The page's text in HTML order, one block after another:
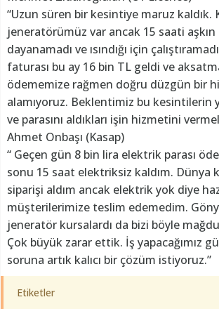
“Uzun süren bir kesintiye maruz kaldık.
jeneratörümüz var ancak 15 saati
dayanamadı ve ısındığı için
faturası bu ay 16 bin TL geldi ve
ödememize rağmen doğru düzgün bir
alamıyoruz. Beklentimiz bu kesintilerin
ve parasını aldıkları işin hizmetini
Ahmet Onbaşı (Kasap)
“ Geçen gün 8 bin lira elektrik parası
sonu 15 saat elektriksiz kaldım. Dünya
siparişi aldım ancak elektrik yok diye
müşterilerimize teslim edemedim.
jeneratör kursalardı da bizi böyle
Çok büyük zarar ettik. İş yapacağımız
soruna artık kalıcı bir çözüm istiyoruz.”
Etiketler